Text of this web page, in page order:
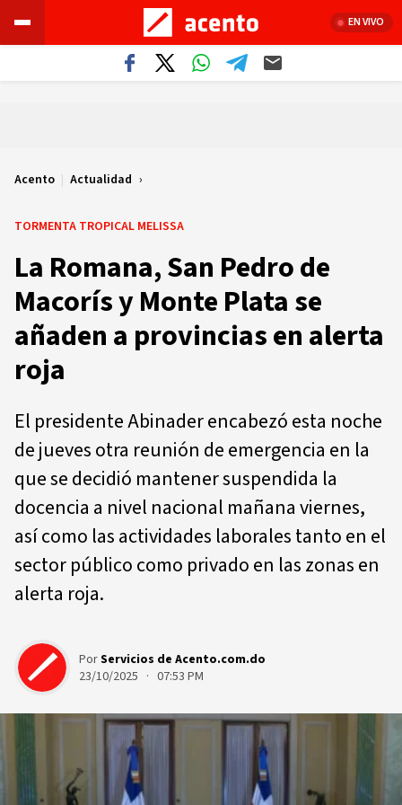
EN VIVO
Acento | Actualidad
TORMENTA TROPICAL MELISSA
La Romana, San Pedro de
Macorís y Monte Plata se
añaden a provincias en alerta
roja
El presidente Abinader encabezó esta noche
de jueves otra reunión de emergencia en la
que se decidió mantener suspendida la
docencia a nivel nacional mañana viernes,
así como las actividades laborales tanto en el
sector público como privado en las zonas en
alerta roja.
PorServicios de Acento.com.do
23/10/2025 · 07:53 PM